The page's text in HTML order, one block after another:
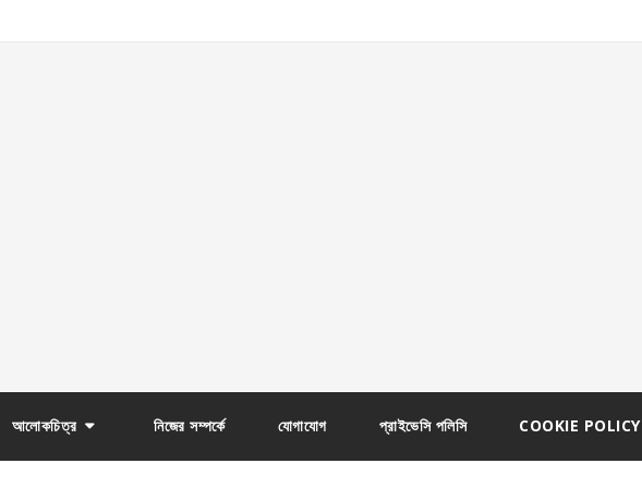
আলোকচিত্র নিজের সম্পর্কে যোগাযোগ প্রাইভেসি পলিসি COOKIE POLICY